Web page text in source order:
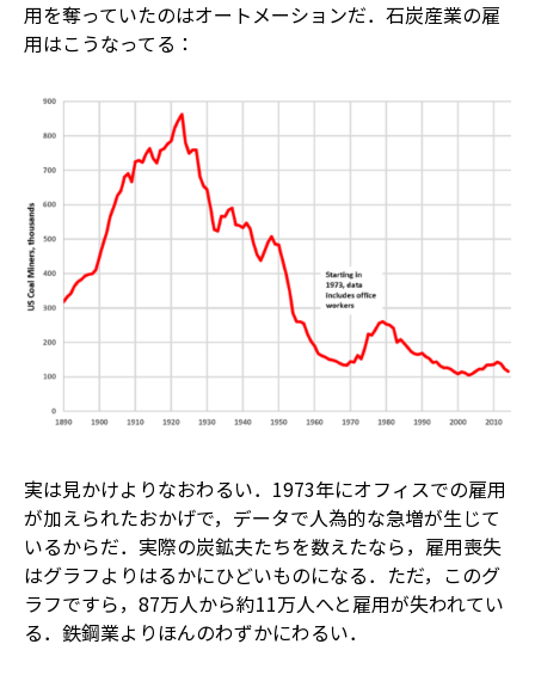
用を奪っていたのはオートメーションだ．石炭産業の雇
用はこうなってる：
実は見かけよりなおわるい．1973年にオフィスでの雇用
が加えられたおかげで，データで人為的な急増が生じて
いるからだ．実際の炭鉱夫たちを数えたなら，雇用喪失
はグラフよりはるかにひどいものになる．ただ，このグ
ラフですら，87万人から約11万人へと雇用が失われてい
る．鉄鋼業よりほんのわずかにわるい．